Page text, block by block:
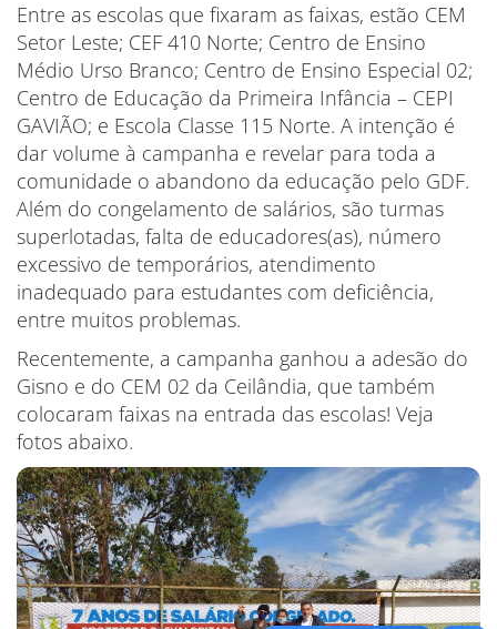
Entre as escolas que fixaram as faixas, estão CEM
Setor Leste; CEF 410 Norte; Centro de Ensino
Médio Urso Branco; Centro de Ensino Especial 02;
Centro de Educação da Primeira Infância – CEPI
GAVIÃO; e Escola Classe 115 Norte. A intenção é
dar volume à campanha e revelar para toda a
comunidade o abandono da educação pelo GDF.
Além do congelamento de salários, são turmas
superlotadas, falta de educadores(as), número
excessivo de temporários, atendimento
inadequado para estudantes com deficiência,
entre muitos problemas.
Recentemente, a campanha ganhou a adesão do
Gisno e do CEM 02 da Ceilândia, que também
colocaram faixas na entrada das escolas! Veja
fotos abaixo.